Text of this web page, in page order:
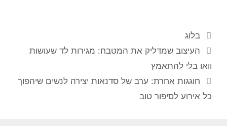
בלוג
העיצוב שמדליק את המטבח: מגירות לד שעושות
וואו בלי להתאמץ
חוגגות אחרת: ערב של סדנאות יצירה לנשים שיהפוך
כל אירוע לסיפור טוב